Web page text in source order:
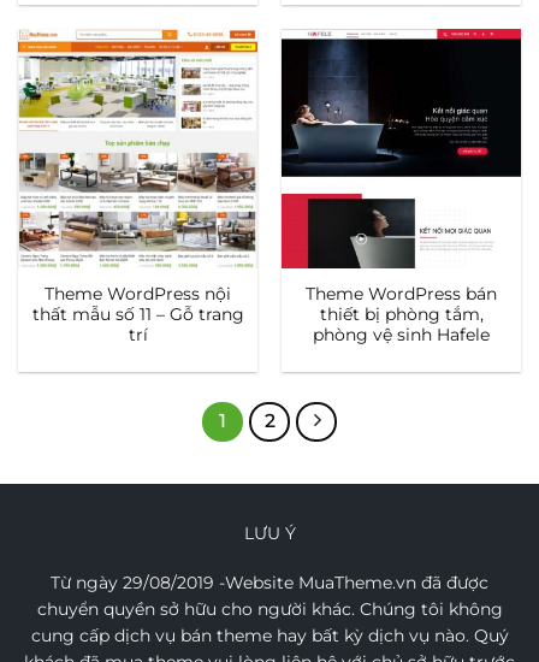
Theme WordPress nội
thất mẫu số 11 – Gỗ trang
trí
Theme WordPress bán
thiết bị phòng tắm,
phòng vệ sinh Hafele
1 2
LƯU Ý
Từ ngày 29/08/2019 -Website MuaTheme.vn đã được
chuyển quyền sở hữu cho người khác. Chúng tôi không
cung cấp dịch vụ bán theme hay bất kỳ dịch vụ nào. Quý